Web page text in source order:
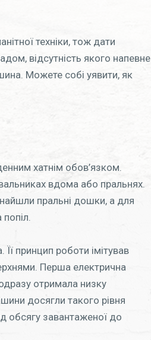
техніки, тож дати
відсутність якого напевне
Можете собі уявити, як
хатнім обов’язком.
вдома або пральнях.
пральні дошки, а для
принцип роботи імітував
Перша електрична
отримала низку
досягли такого рівня
обсягу завантаженої до